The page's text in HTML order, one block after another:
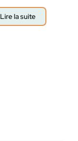
Lire la suite